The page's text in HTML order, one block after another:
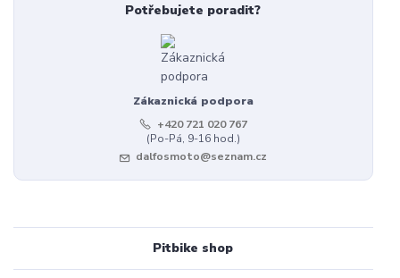
Potřebujete poradit?
Zákaznická podpora
+420 721 020 767
(Po-Pá, 9-16 hod.)
dalfosmoto@seznam.cz
Pitbike shop